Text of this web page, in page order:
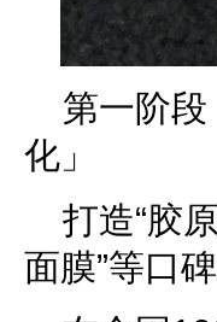
第一阶
化」
打造“胶
面膜”等口